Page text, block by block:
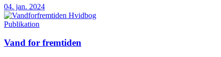
04. jan. 2024
Publikation
Vand for fremtiden